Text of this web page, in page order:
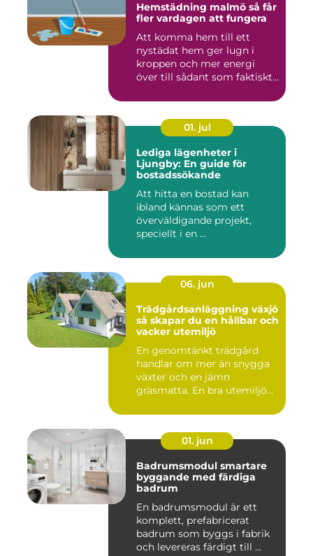
Hemstädning malmö så får
fler vardagen att fungera
Att komma hem till ett
nystädat hem ger lugn i
kroppen och mer energi
över till sådant som faktiskt
01. jul
Lediga lägenheter i
Ljungby: En guide för
bostadssökande
Att hitta en bostad kan
ibland kännas som ett
överväldigande projekt,
speciellt i en ...
06. jun
Trädgårdsanläggning växjö
så skapar du en hållbar och
vacker utemiljö
En genomtänkt trädgård
handlar om mer än snygga
växter och en jämn
gräsmatta. En bra utemiljö
01. jun
Badrumsmodul smartare
byggande med färdiga
badrum
En badrumsmodul är ett
komplett, prefabricerat
badrum som byggs i fabrik
och levereras färdigt till ...